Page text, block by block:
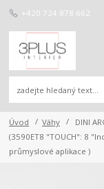
+420 724 878 662
Úvod Váhy
DINI
(3590ET8 "TOUCH": 8
průmyslové aplikace )